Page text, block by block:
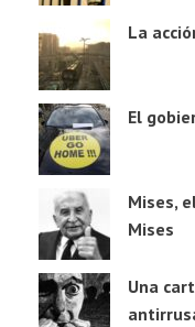
La
El
Mises,
Mises
Una